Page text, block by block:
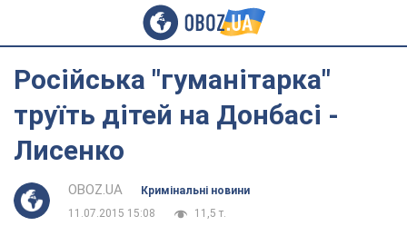
Російська "гуманітарка"
труїть дітей на Донбасі -
Лисенко
OBOZ.UA
Кримінальні новини
11.07.2015 15:08
11,5 т.